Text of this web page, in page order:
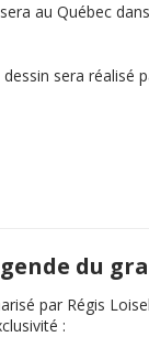
au Québec
dessin sera réalisé
du
par Régis
: